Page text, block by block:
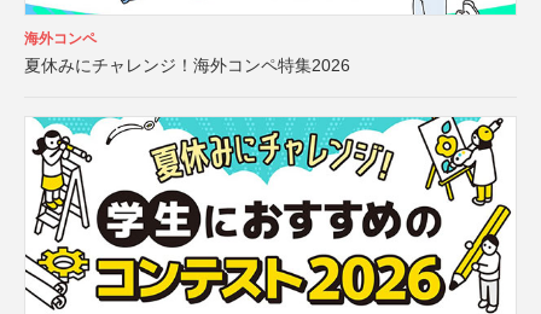
海外コンペ
夏休みにチャレンジ！海外コンペ特集2026